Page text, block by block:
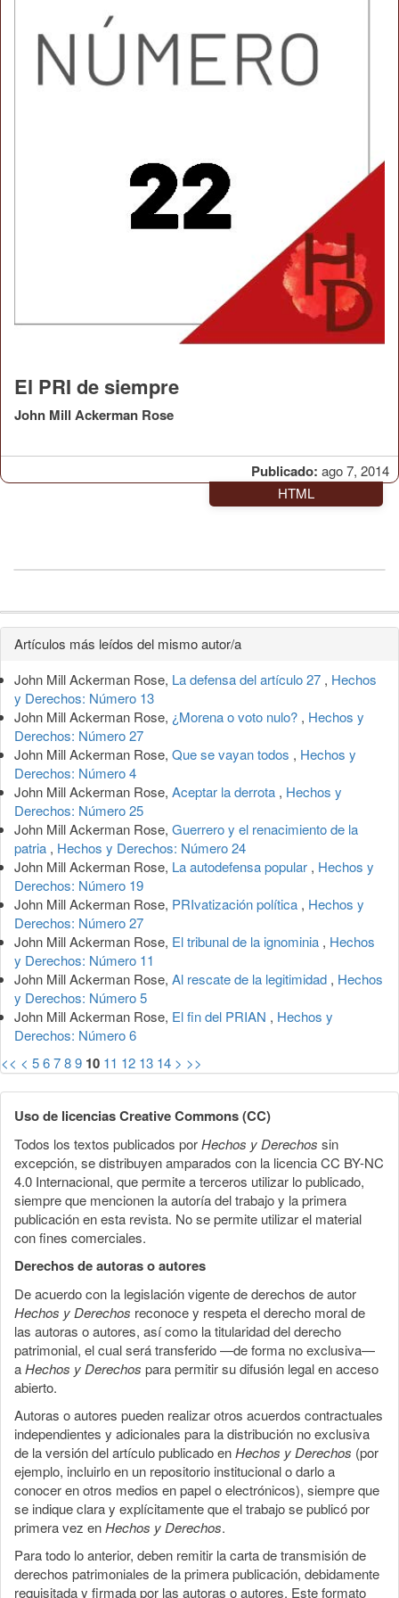
Publicado: ago 7, 2014
El PRI de siempre
John Mill Ackerman Rose
HTML
Detalles
del
artículo
Artículos más leídos del mismo autor/a
John Mill Ackerman Rose, La defensa del artículo 27 , Hechos
y Derechos: Número 13
John Mill Ackerman Rose, ¿Morena o voto nulo? , Hechos y
Derechos: Número 27
John Mill Ackerman Rose, Que se vayan todos , Hechos y
Derechos: Número 4
John Mill Ackerman Rose, Aceptar la derrota , Hechos y
Derechos: Número 25
John Mill Ackerman Rose, Guerrero y el renacimiento de la
patria , Hechos y Derechos: Número 24
John Mill Ackerman Rose, La autodefensa popular , Hechos y
Derechos: Número 19
John Mill Ackerman Rose, PRIvatización política , Hechos y
Derechos: Número 27
John Mill Ackerman Rose, El tribunal de la ignominia , Hechos
y Derechos: Número 11
John Mill Ackerman Rose, Al rescate de la legitimidad , Hechos
y Derechos: Número 5
John Mill Ackerman Rose, El fin del PRIAN , Hechos y
Derechos: Número 6
<< < 56789 10 11 12 13 14 > >>
Uso de licencias Creative Commons (CC)
Todos los textos publicados porHechos y Derechos sin
excepción, se distribuyen amparados con la licencia CC BY-NC
4.0 Internacional, que permite a terceros utilizar lo publicado,
siempre que mencionen la autoría del trabajo y la primera
publicación en esta revista. No se permite utilizar el material
con fines comerciales.
Derechos de autoras o autores
De acuerdo con la legislación vigente de derechos de autor
Hechos y Derechos reconoce y respeta el derecho moral de
las autoras o autores, así como la titularidad del derecho
patrimonial, el cual será transferido —de forma no exclusiva—
aHechos y Derechos para permitir su difusión legal en acceso
abierto.
Autoras o autores pueden realizar otros acuerdos contractuales
independientes y adicionales para la distribución no exclusiva
de la versión del artículo publicado enHechos y Derechos (por
ejemplo, incluirlo en un repositorio institucional o darlo a
conocer en otros medios en papel o electrónicos), siempre que
se indique clara y explícitamente que el trabajo se publicó por
primera vez enHechos y Derechos.
Para todo lo anterior, deben remitir la carta de transmisión de
derechos patrimoniales de la primera publicación, debidamente
requisitada y firmada por las autoras o autores. Este formato